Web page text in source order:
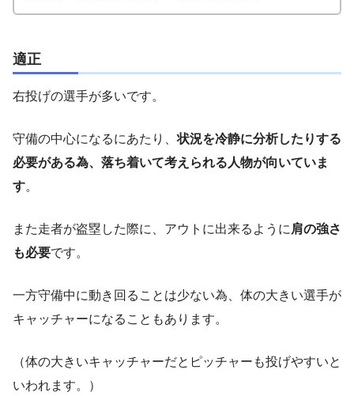
適正
右投げの選手が多いです。
守備の中心になるにあたり、状況を冷静に分析したりする
必要がある為、落ち着いて考えられる人物が向いていま
す。
また走者が盗塁した際に、アウトに出来るように 肩の強さ
も必要です。
一方守備中に動き回ることは少ない為、体の大きい選手が
キャッチャーになることもあります。
（体の大きいキャッチャーだとピッチャーも投げやすいと
いわれます。）